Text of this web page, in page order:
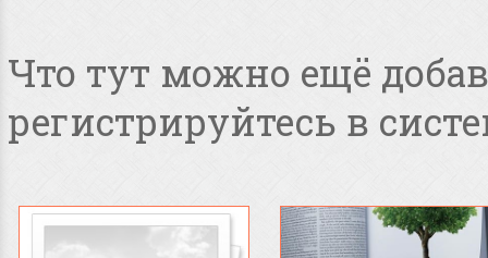
Что тут можно ещё
регистрируйтесь в